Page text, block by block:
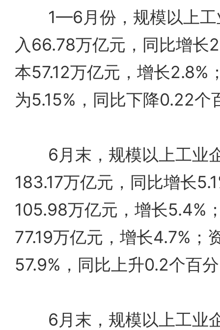
1—6月份，规模以上工
入66.78万亿元，同比增长
本57.12万亿元，增长2.8%
为5.15%，同比下降0.22个
6月末，规模以上工业
183.17万亿元，同比增长
105.98万亿元，增长5.4%
77.19万亿元，增长4.7%；
57.9%，同比上升0.2个百
6月末，规模以上工业